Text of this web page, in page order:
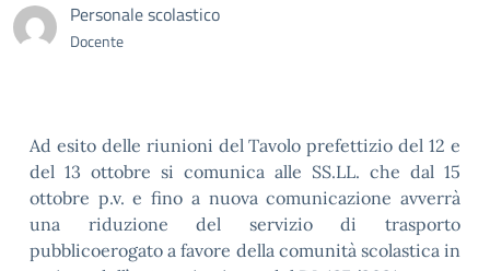
Personale scolastico
Docente
Ad esito delle riunioni del Tavolo prefettizio del 12 e
del 13 ottobre si comunica alle SS.LL. che dal 15
ottobre p.v. e fino a nuova comunicazione avverrà
una riduzione del servizio di trasporto
pubblicoerogato a favore della comunità scolastica in